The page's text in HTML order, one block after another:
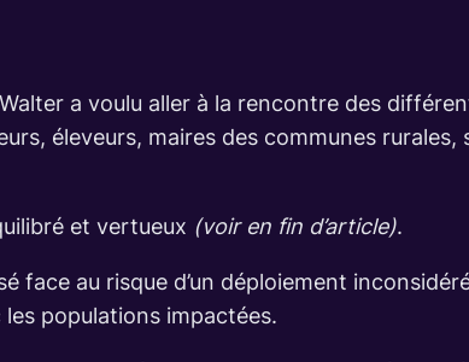
a voulu aller à la rencontre des
éleveurs, maires des communes rurales,
et vertueux (voir en fin d’article).
face au risque d’un déploiement
populations impactées.